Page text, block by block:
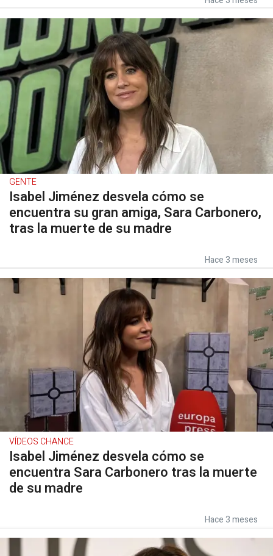
GENTE
Isabel Jiménez desvela cómo se
encuentra su gran amiga, Sara Carbonero,
tras la muerte de su madre
Hace 3 meses
VÍDEOS CHANCE
Isabel Jiménez desvela cómo se
encuentra Sara Carbonero tras la muerte
de su madre
Hace 3 meses